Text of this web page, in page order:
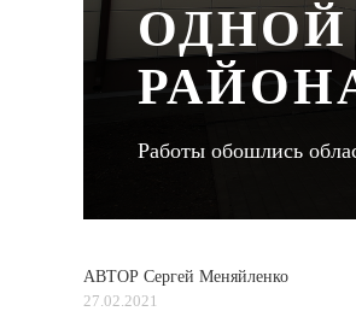
ОДНОЙ
Работы обошлись
АВТОР Сергей Меняйленко
27.02.2021